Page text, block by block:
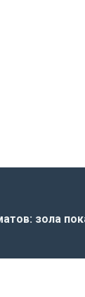
зола